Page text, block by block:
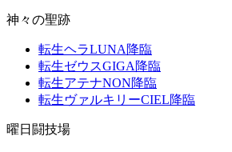
神々の聖跡
転生ヘラLUNA降臨
転生ゼウスGIGA降臨
転生アテナNON降臨
転生ヴァルキリーCIEL降臨
曜日闘技場